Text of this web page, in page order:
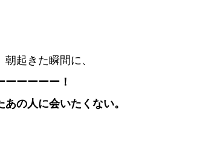
起きた瞬間に、
ーーーー！
の人に会いたくない。